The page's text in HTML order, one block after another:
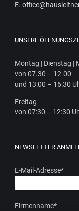
E.
UNSERE
Mon­tag | Diens­tag |
von 07.30 – 12.00
und 13:00 – 16:30
Frei­tag
von 07:30 – 12:30
NEWSLETTER
E-Mail-Adresse*
Firmenname*